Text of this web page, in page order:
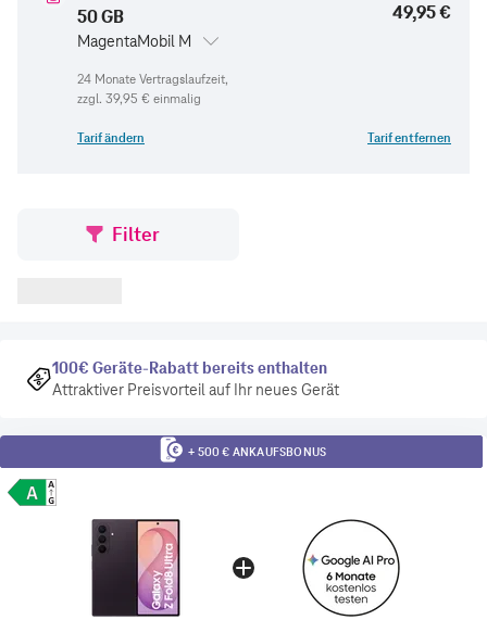
50 GB
MagentaMobil M
49,95 €
zzgl. 39,95 € einmalig
Tarif ändern Tarif entfernen
Filter
100€ Geräte-Rabatt bereits enthalten
Attraktiver Preisvorteil auf Ihr neues Gerät
+ 500 € ANKAUFSBONUS